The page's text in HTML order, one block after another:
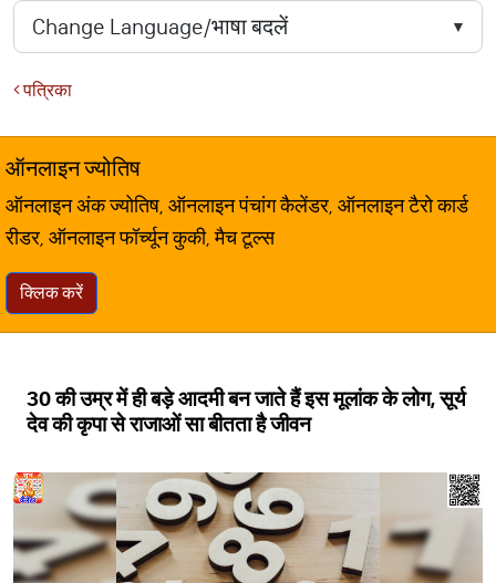
पत्रिका
ऑनलाइन ज्योतिष
ऑनलाइन अंक ज्योतिष, ऑनलाइन पंचांग कैलेंडर, ऑनलाइन टैरो कार्ड
रीडर, ऑनलाइन फॉर्च्यून कुकी, मैच टूल्स
क्लिक करें
30 की उम्र में ही बड़े आदमी बन जाते हैं इस मूलांक के लोग, सूर्य
देव की कृपा से राजाओं सा बीतता है जीवन